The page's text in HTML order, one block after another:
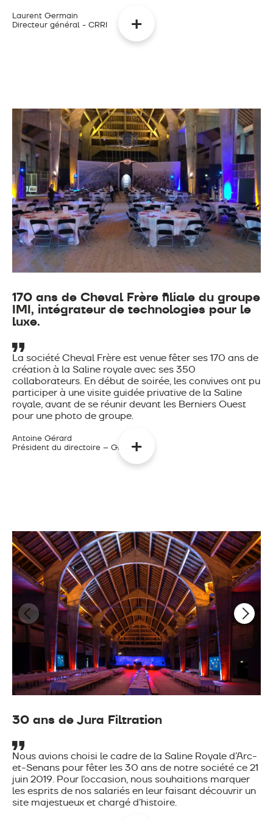
Laurent Germain
Directeur général - CRRI
170 ans de Cheval Frère filiale du groupe
IMI, intégrateur de technologies pour le
luxe.
La société Cheval Frère est venue fêter ses 170 ans de
création à la Saline royale avec ses 350
collaborateurs. En début de soirée, les convives ont pu
participer à une visite guidée privative de la Saline
royale, avant de se réunir devant les Berniers Ouest
pour une photo de groupe.
Antoine Gérard
Président du directoire – Groupe IMI
30 ans de Jura Filtration
Nous avions choisi le cadre de la Saline Royale d’Arc-
et-Senans pour fêter les 30 ans de notre société ce 21
juin 2019. Pour l’occasion, nous souhaitions marquer
les esprits de nos salariés en leur faisant découvrir un
site majestueux et chargé d’histoire.